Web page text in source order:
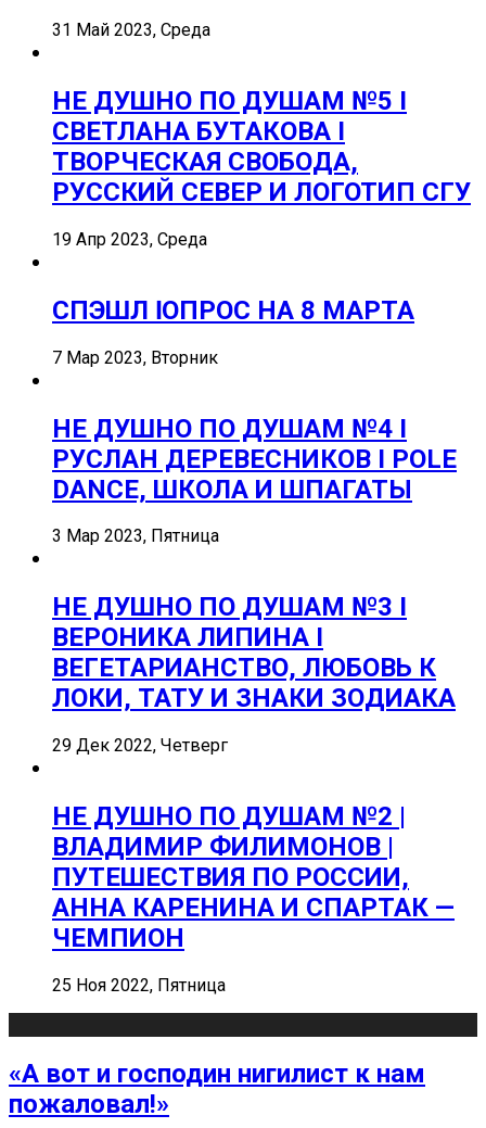
31 Май 2023, Среда
НЕ ДУШНО ПО ДУШАМ №5 I
СВЕТЛАНА БУТАКОВА I
ТВОРЧЕСКАЯ СВОБОДА,
РУССКИЙ СЕВЕР И ЛОГОТИП СГУ
19 Апр 2023, Среда
СПЭШЛ ӏ ОПРОС НА 8 МАРТА
7 Мар 2023, Вторник
НЕ ДУШНО ПО ДУШАМ №4 I
РУСЛАН ДЕРЕВЕСНИКОВ I POLE
DANCE, ШКОЛА И ШПАГАТЫ
3 Мар 2023, Пятница
НЕ ДУШНО ПО ДУШАМ №3 I
ВЕРОНИКА ЛИПИНА I
ВЕГЕТАРИАНСТВО, ЛЮБОВЬ К
ЛОКИ, ТАТУ И ЗНАКИ ЗОДИАКА
29 Дек 2022, Четверг
НЕ ДУШНО ПО ДУШАМ №2 |
ВЛАДИМИР ФИЛИМОНОВ |
ПУТЕШЕСТВИЯ ПО РОССИИ,
АННА КАРЕНИНА И СПАРТАК —
ЧЕМПИОН
25 Ноя 2022, Пятница
«А вот и господин нигилист к нам
пожаловал!»